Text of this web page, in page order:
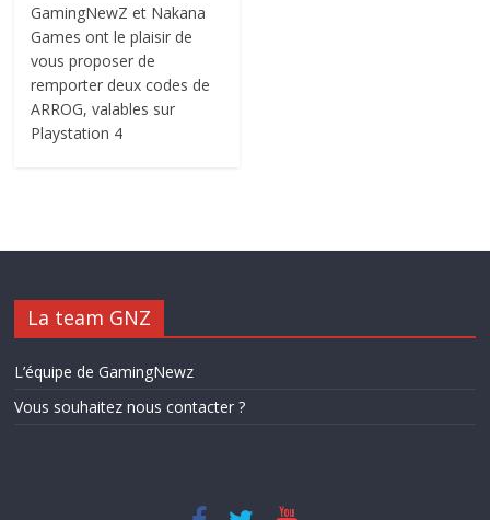
GamingNewZ et Nakana
Games ont le plaisir de
vous proposer de
remporter deux codes de
ARROG, valables sur
Playstation 4
La team GNZ
L’équipe de GamingNewz
Vous souhaitez nous contacter ?